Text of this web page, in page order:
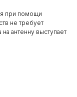
при помощи
не требует
антенну выступает